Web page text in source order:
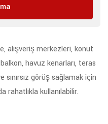
alışveriş merkezleri, konut
havuz kenarları, teras
görüş sağlamak için
rahatlıkla kullanılabilir.